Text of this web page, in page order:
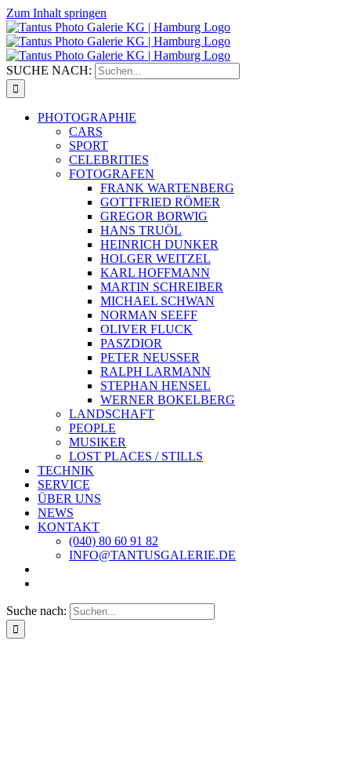
Zum Inhalt springen
SUCHE NACH:
PHOTOGRAPHIE
CARS
SPORT
CELEBRITIES
FOTOGRAFEN
FRANK WARTENBERG
GOTTFRIED RÖMER
GREGOR BORWIG
HANS TRUÖL
HEINRICH DUNKER
HOLGER WEITZEL
KARL HOFFMANN
MARTIN SCHREIBER
MICHAEL SCHWAN
NORMAN SEEFF
OLIVER FLUCK
PASZDIOR
PETER NEUSSER
RALPH LARMANN
STEPHAN HENSEL
WERNER BOKELBERG
LANDSCHAFT
PEOPLE
MUSIKER
LOST PLACES / STILLS
TECHNIK
SERVICE
ÜBER UNS
NEWS
KONTAKT
(040) 80 60 91 82
INFO@TANTUSGALERIE.DE
Suche nach: